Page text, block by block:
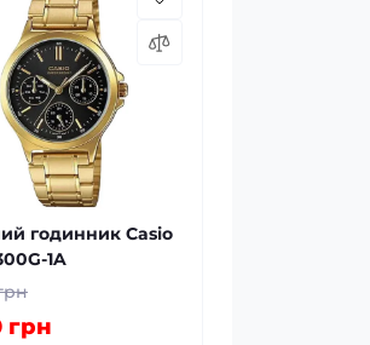
годинник Casio
1A
грн